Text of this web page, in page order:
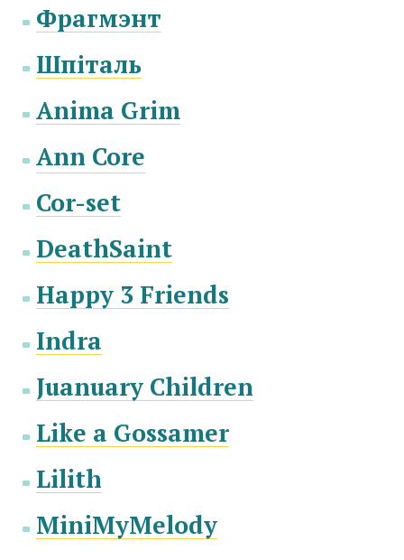
Фрагмэнт
Шпіталь
Anima Grim
Ann Core
Cor-set
DeathSaint
Happy 3 Friends
Indra
Juanuary Сhildren
Like a Gossamer
Lilith
MiniMyMelody